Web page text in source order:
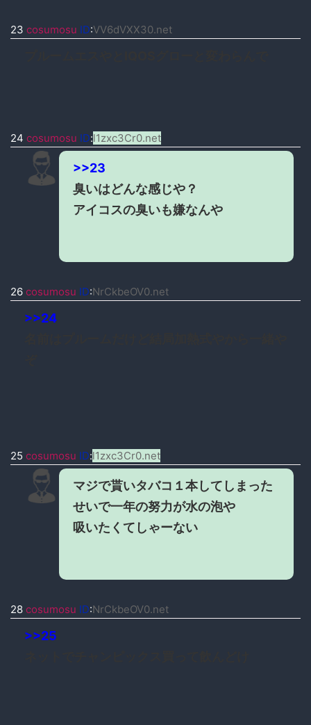
23 cosumosu ID:VV6dVXX30.net
24 cosumosu ID:l1zxc3Cr0.net
>>23
臭いはどんな感じや？
アイコスの臭いも嫌なんや
26 cosumosu ID:NrCkbeOV0.net
>>24
25 cosumosu ID:l1zxc3Cr0.net
マジで貰いタバコ１本してしまった
せいで一年の努力が水の泡や
吸いたくてしゃーない
28 cosumosu ID:NrCkbeOV0.net
>>25